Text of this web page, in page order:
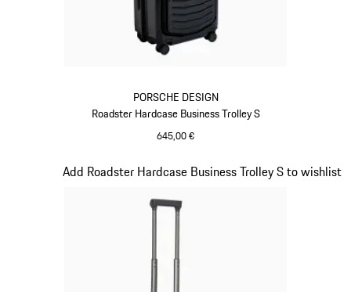
PORSCHE DESIGN
Roadster Hardcase Business Trolley S
645,00 €
Add Roadster Hardcase Business Trolley S to wishlist
Diapositive 16 sur 20